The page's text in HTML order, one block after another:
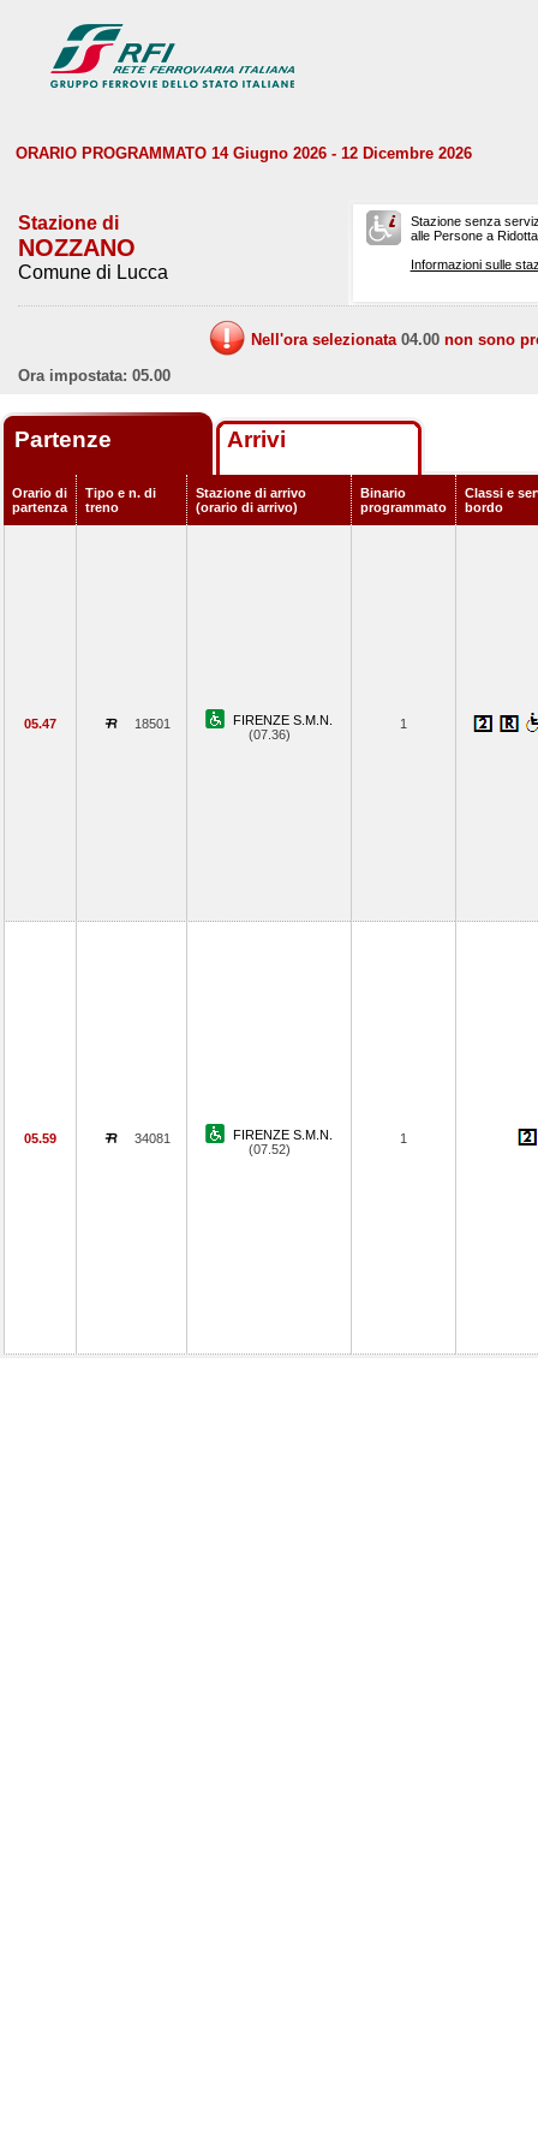
ORARIO PROGRAMMATO 14 Giugno 2026 - 12 Dicembre 2026
Stazione di
NOZZANO
Comune di Lucca
Stazione senza
alle Persone a
Informazioni sulle
Nell'ora selezionata 04.00 non sono
Ora impostata: 05.00
Partenze Arrivi
Orario di
partenza
Tipo e n. di
treno
Stazione di arrivo
(orario di arrivo)
Binario
programmato
Classi e
bordo
05.47 18501
FIRENZE S.M.N.
(07.36)
1
05.59 34081
FIRENZE S.M.N.
(07.52)
1